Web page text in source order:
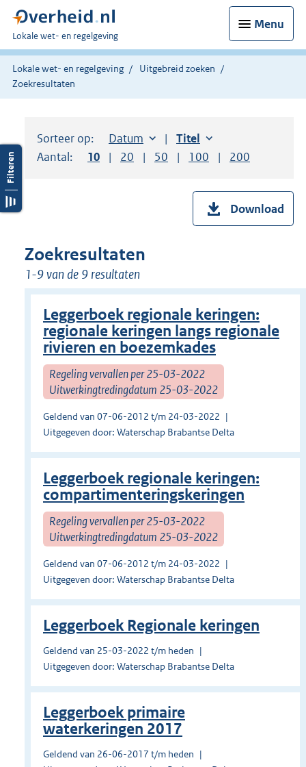
Menu
U
bent
hier:
Lokale wet- en regelgeving
Lokale wet- en regelgeving
Uitgebreid zoeken
Zoekresultaten
Sorteer op: Sorteer op:
Datum aflopendSorteer op:
Titel oplopend
Aantal:
Toon
10 resultaten per pagina
Toon
20 resultaten per pagina
Toon
50 resultaten per pagina
Toon
100 resultaten per
Toon
200
Download
Zoekresultaten
1-9 van de 9 resultaten
Leggerboek regionale keringen:
regionale keringen langs regionale
rivieren en boezemkades
Regeling vervallen per 25-03-2022
Uitwerkingtredingdatum 25-03-2022
Geldend van 07-06-2012 t/m 24-03-2022
Uitgegeven door: Waterschap Brabantse Delta
Leggerboek regionale keringen:
compartimenteringskeringen
Regeling vervallen per 25-03-2022
Uitwerkingtredingdatum 25-03-2022
Geldend van 07-06-2012 t/m 24-03-2022
Uitgegeven door: Waterschap Brabantse Delta
Leggerboek Regionale keringen
Geldend van 25-03-2022 t/m heden
Uitgegeven door: Waterschap Brabantse Delta
Leggerboek primaire
waterkeringen 2017
Geldend van 26-06-2017 t/m heden